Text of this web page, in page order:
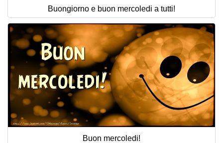
Buongiorno e buon mercoledi a tutti!
Buon mercoledi!